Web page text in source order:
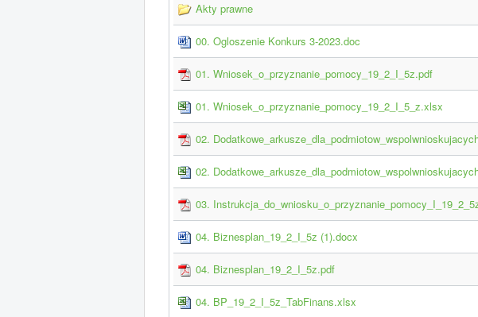
Akty prawne
00. Ogloszenie Konkurs 3-2023.doc
01. Wniosek_o_przyznanie_pomocy_19_2_I_5z.pdf
01. Wniosek_o_przyznanie_pomocy_19_2_I_5_z.xlsx
02.
02.
03.
04. Biznesplan_19_2_I_5z (1).docx
04. Biznesplan_19_2_I_5z.pdf
04. BP_19_2_I_5z_TabFinans.xlsx